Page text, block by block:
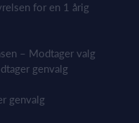
for en 1 årig
– Modtager valg
genvalg
genvalg